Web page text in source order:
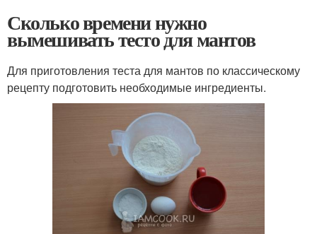
Сколько времени нужно
вымешивать тесто для мантов
Для приготовления теста для мантов по классическому
рецепту подготовить необходимые ингредиенты.